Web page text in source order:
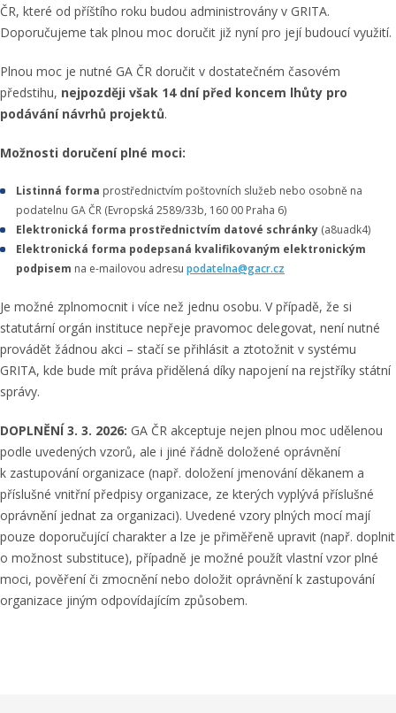
ČR, které od příštího roku budou administrovány v GRITA.
Doporučujeme tak plnou moc doručit již nyní pro její budoucí využití.
Plnou moc je nutné GA ČR doručit v dostatečném časovém
předstihu, nejpozději však 14 dní před koncem lhůty pro
podávání návrhů projektů.
Možnosti doručení plné moci:
Listinná forma prostřednictvím poštovních služeb nebo osobně na
podatelnu GA ČR (Evropská 2589/33b, 160 00 Praha 6)
Elektronická forma prostřednictvím datové schránky (a8uadk4)
Elektronická forma podepsaná kvalifikovaným elektronickým
podpisem na e-mailovou adresu podatelna@gacr.cz
Je možné zplnomocnit i více než jednu osobu. V případě, že si
statutární orgán instituce nepřeje pravomoc delegovat, není nutné
provádět žádnou akci – stačí se přihlásit a ztotožnit v systému
GRITA, kde bude mít práva přidělená díky napojení na rejstříky státní
správy.
DOPLNĚNÍ 3. 3. 2026: GA ČR akceptuje nejen plnou moc udělenou
podle uvedených vzorů, ale i jiné řádně doložené oprávnění
k zastupování organizace (např. doložení jmenování děkanem a
příslušné vnitřní předpisy organizace, ze kterých vyplývá příslušné
oprávnění jednat za organizaci). Uvedené vzory plných mocí mají
pouze doporučující charakter a lze je přiměřeně upravit (např. doplnit
o možnost substituce), případně je možné použít vlastní vzor plné
moci, pověření či zmocnění nebo doložit oprávnění k zastupování
organizace jiným odpovídajícím způsobem.